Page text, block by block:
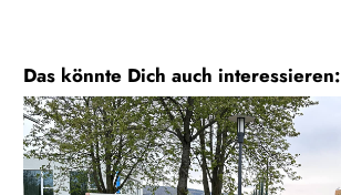
Das könnte Dich auch interessieren: